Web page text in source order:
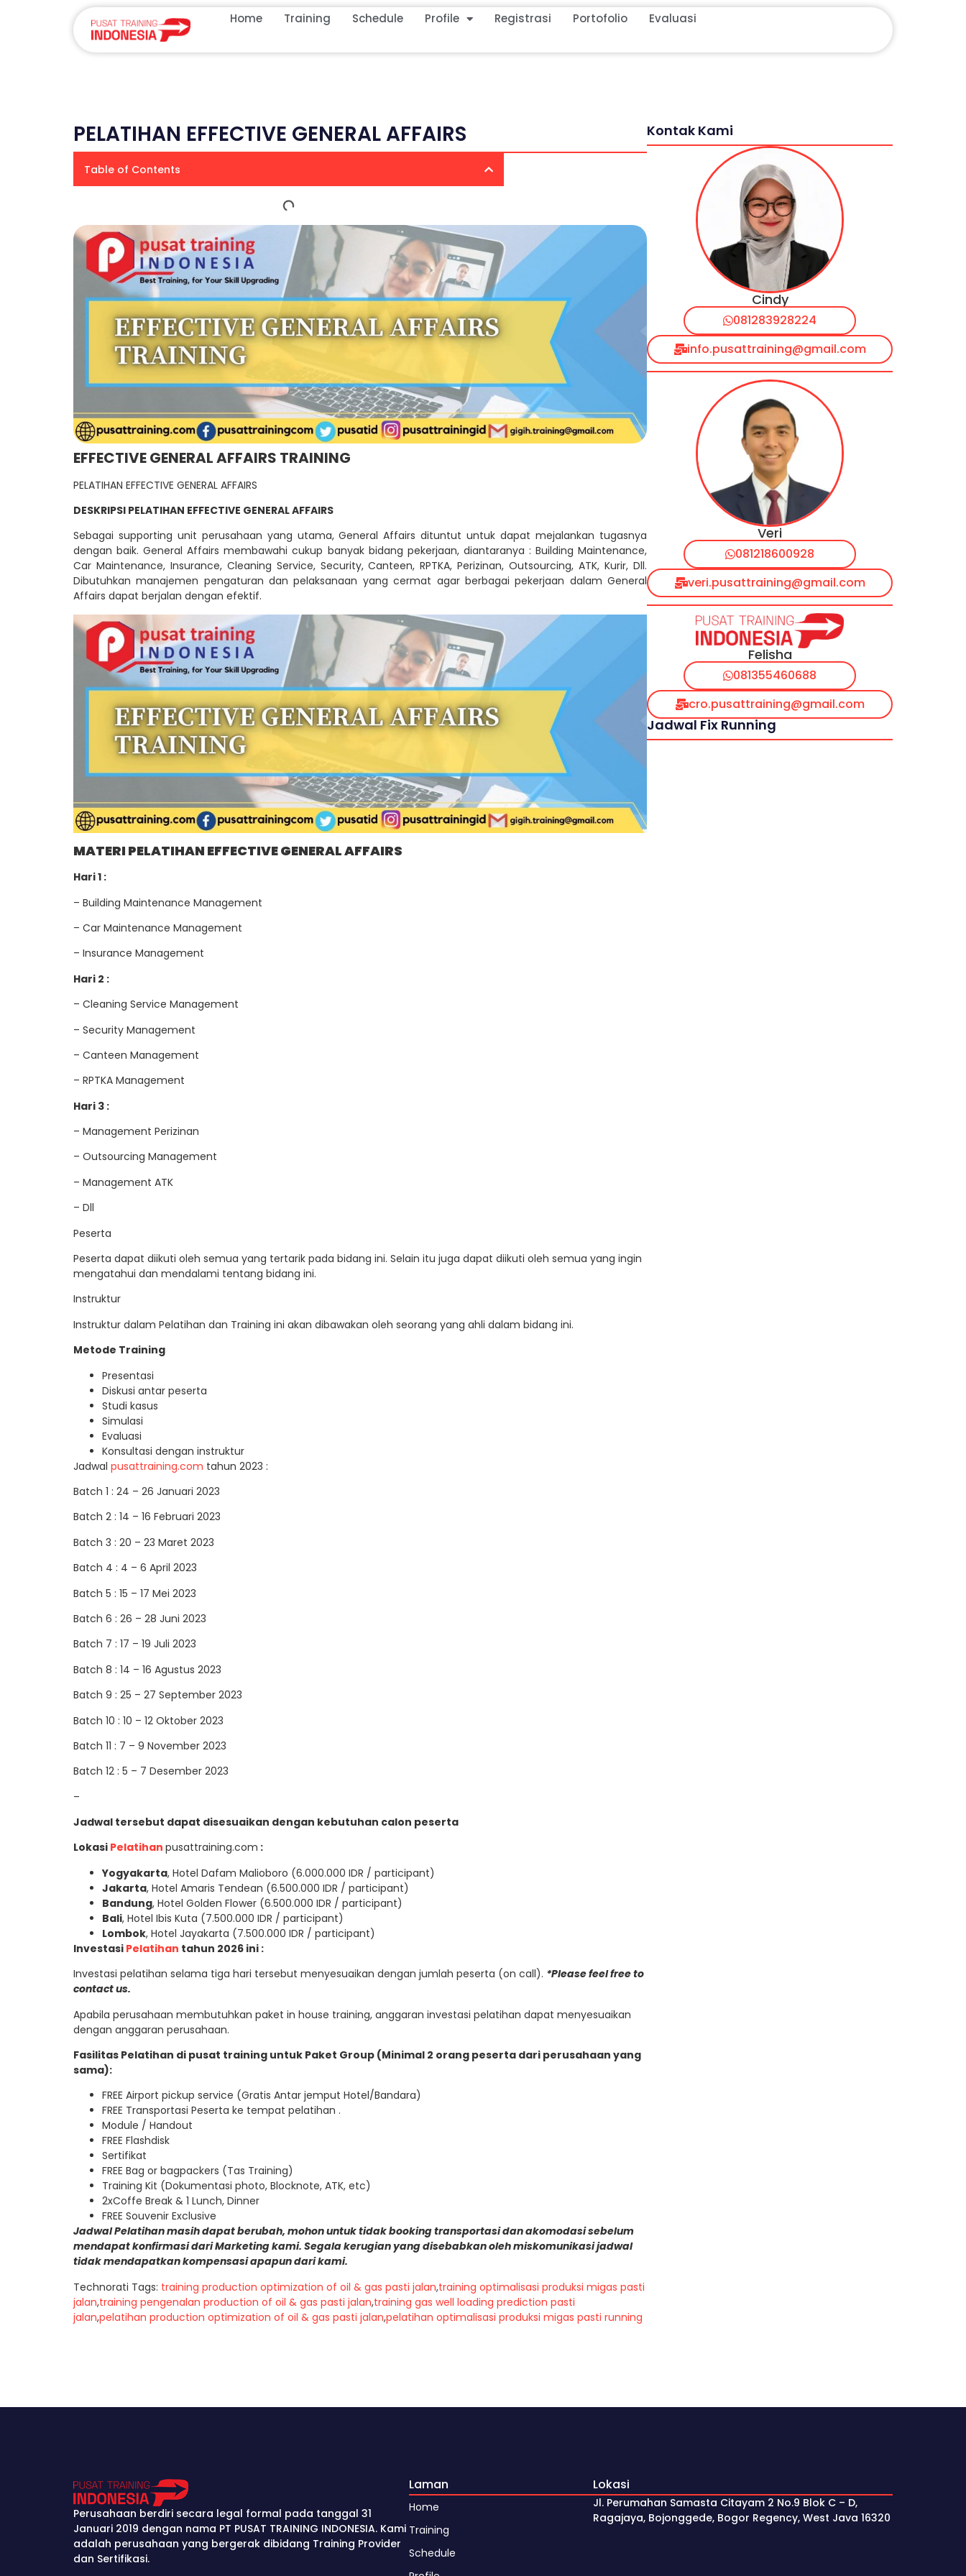
Home Training Schedule Profile Registrasi Portofolio Evaluasi
PELATIHAN EFFECTIVE GENERAL AFFAIRS
Table of Contents
EFFECTIVE GENERAL AFFAIRS TRAINING
PELATIHAN EFFECTIVE GENERAL AFFAIRS
DESKRIPSI PELATIHAN EFFECTIVE GENERAL AFFAIRS
Sebagai supporting unit perusahaan yang utama, General Affairs dituntut untuk dapat mejalankan tugasnya
dengan baik. General Affairs membawahi cukup banyak bidang pekerjaan, diantaranya : Building Maintenance,
Car Maintenance, Insurance, Cleaning Service, Security, Canteen, RPTKA, Perizinan, Outsourcing, ATK, Kurir, Dll.
Dibutuhkan manajemen pengaturan dan pelaksanaan yang cermat agar berbagai pekerjaan dalam General
Affairs dapat berjalan dengan efektif.
MATERI PELATIHAN EFFECTIVE GENERAL AFFAIRS
Hari 1 :
– Building Maintenance Management
– Car Maintenance Management
– Insurance Management
Hari 2 :
– Cleaning Service Management
– Security Management
– Canteen Management
– RPTKA Management
Hari 3 :
– Management Perizinan
– Outsourcing Management
– Management ATK
– Dll
Peserta
Peserta dapat diikuti oleh semua yang tertarik pada bidang ini. Selain itu juga dapat diikuti oleh semua yang ingin
mengatahui dan mendalami tentang bidang ini.
Instruktur
Instruktur dalam Pelatihan dan Training ini akan dibawakan oleh seorang yang ahli dalam bidang ini.
Metode Training
Presentasi
Diskusi antar peserta
Studi kasus
Simulasi
Evaluasi
Konsultasi dengan instruktur
Jadwal pusattraining.com tahun 2023 :
Batch 1 : 24 – 26 Januari 2023
Batch 2 : 14 – 16 Februari 2023
Batch 3 : 20 – 23 Maret 2023
Batch 4 : 4 – 6 April 2023
Batch 5 : 15 – 17 Mei 2023
Batch 6 : 26 – 28 Juni 2023
Batch 7 : 17 – 19 Juli 2023
Batch 8 : 14 – 16 Agustus 2023
Batch 9 : 25 – 27 September 2023
Batch 10 : 10 – 12 Oktober 2023
Batch 11 : 7 – 9 November 2023
Batch 12 : 5 – 7 Desember 2023
–
Jadwal tersebut dapat disesuaikan dengan kebutuhan calon peserta
Lokasi Pelatihan pusattraining.com :
Yogyakarta, Hotel Dafam Malioboro (6.000.000 IDR / participant)
Jakarta, Hotel Amaris Tendean (6.500.000 IDR / participant)
Bandung, Hotel Golden Flower (6.500.000 IDR / participant)
Bali, Hotel Ibis Kuta (7.500.000 IDR / participant)
Lombok, Hotel Jayakarta (7.500.000 IDR / participant)
Investasi Pelatihan tahun 2026 ini :
Investasi pelatihan selama tiga hari tersebut menyesuaikan dengan jumlah peserta (on call). *Please feel free to
contact us.
Apabila perusahaan membutuhkan paket in house training, anggaran investasi pelatihan dapat menyesuaikan
dengan anggaran perusahaan.
Fasilitas Pelatihan di pusat training untuk Paket Group (Minimal 2 orang peserta dari perusahaan yang
sama):
FREE Airport pickup service (Gratis Antar jemput Hotel/Bandara)
FREE Transportasi Peserta ke tempat pelatihan .
Module / Handout
FREE Flashdisk
Sertifikat
FREE Bag or bagpackers (Tas Training)
Training Kit (Dokumentasi photo, Blocknote, ATK, etc)
2xCoffe Break & 1 Lunch, Dinner
FREE Souvenir Exclusive
Jadwal Pelatihan masih dapat berubah, mohon untuk tidak booking transportasi dan akomodasi sebelum
mendapat konfirmasi dari Marketing kami. Segala kerugian yang disebabkan oleh miskomunikasi jadwal
tidak mendapatkan kompensasi apapun dari kami.
Technorati Tags: training production optimization of oil & gas pasti jalan,training optimalisasi produksi migas pasti
jalan,training pengenalan production of oil & gas pasti jalan,training gas well loading prediction pasti
jalan,pelatihan production optimization of oil & gas pasti jalan,pelatihan optimalisasi produksi migas pasti running
Kontak Kami
Cindy
081283928224
info.pusattraining@gmail.com
Veri
081218600928
veri.pusattraining@gmail.com
Felisha
081355460688
cro.pusattraining@gmail.com
Jadwal Fix Running
Perusahaan berdiri secara legal formal pada tanggal 31
Januari 2019 dengan nama PT PUSAT TRAINING INDONESIA. Kami
adalah perusahaan yang bergerak dibidang Training Provider
dan Sertifikasi.
Laman
Home
Training
Schedule
Lokasi
Jl. Perumahan Samasta Citayam 2 No.9 Blok C – D,
Ragajaya, Bojonggede, Bogor Regency, West Java 16320